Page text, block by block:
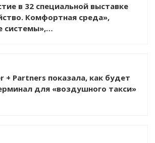
в 32 специальной выставке
Комфортная среда»,
системы»,
+ Partners показала, как будет
для «воздушного такси»